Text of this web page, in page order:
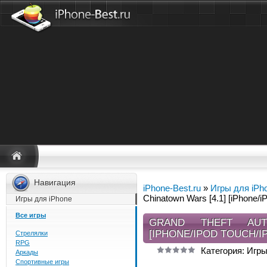
Навигация
Игры для iPhone
Все игры
Стрелялки
RPG
Аркады
Спортивные игры
iPhone-Best.ru » Игры для
Chinatown Wars [4.1] [iPhone/
GRAND THEFT
[IPHONE/IPOD TOUCH/
Категория: